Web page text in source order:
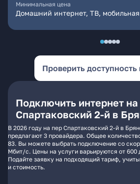
Минимальная цена
Домашний интернет, ТВ, мобильная
Проверить доступность
Подключить интернет
Спартаковский 2-й в
В 2026 году на пер Спартаковский 2-й в
предлагают 3 провайдера. Общее
83. Вы можете выбрать подключение со
Мбит/с. Цены на услуги варьируются от 600
Подайте заявку на подходящий тариф,
и стоимость.